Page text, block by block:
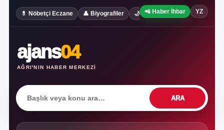
💊 Nöbetçi Eczane 👤 Biyografiler 🌙 Rüya Tabirleri ✍️ Köşe
📲 Haber İhbar YZ
ajans04
AĞRI'NIN HABER MERKEZI
ARA